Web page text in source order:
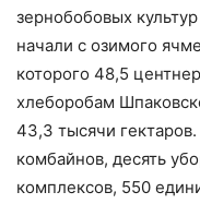
зернобобовых
начали с озимого
которого 48,5
хлеборобам
43,3 тысячи
комбайнов, десять
комплексов, 550